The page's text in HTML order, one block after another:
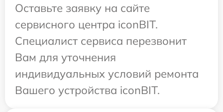
Оставьте заявку на сайте
сервисного центра iconBIT.
Специалист сервиса перезвонит
Вам для уточнения
индивидуальных условий ремонта
Вашего устройства iconBIT.